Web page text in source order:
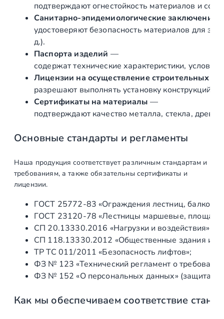
,
о
подтверждают огнестойкость материалов и
Санитарно‑эпидемиологические заключения
удостоверяют безопасность материалов для
д.).
Паспорта изделий —
содержат технические характеристики,
Лицензии на осуществление строительных и
разрешают выполнять установку конструкций
Сертификаты на материалы —
подтверждают качество металла, стекла,
Основные стандарты и регламенты
Наша продукция соответствует различным стандартам и
требованиям, а также обязательны сертификаты и
лицензии.
ГОСТ 25772‑83 «Ограждения лестниц,
ГОСТ 23120‑78 «Лестницы маршевые,
СП 20.13330.2016 «Нагрузки и воздействия»
СП 118.13330.2012 «Общественные здания и
ТР ТС 011/2011 «Безопасность лифтов»;
ФЗ № 123 «Технический регламент о
ФЗ № 152 «О персональных данных» (защита
Как мы обеспечиваем соответствие